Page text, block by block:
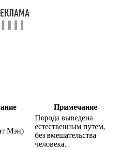
Примечание
Мэн)
Порода выведена
естественным путем,
без вмешательства
человека.